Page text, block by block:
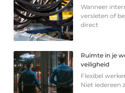
Wanneer
versleten of
direct
Ruimte in je
veiligheid
Flexibel
Niet iedereen